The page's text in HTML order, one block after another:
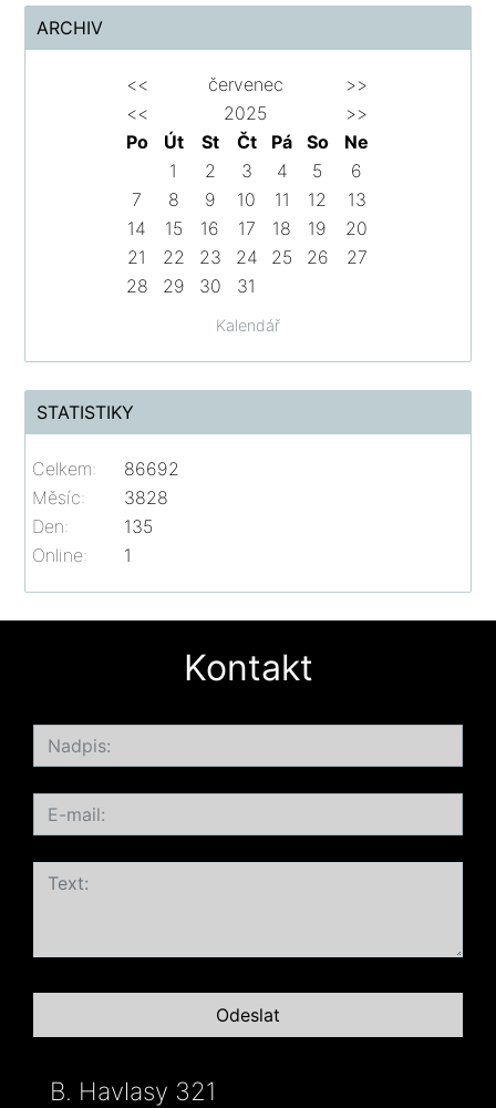
ARCHIV
Kalendář
<< červenec
>>
<<
2025
>>
Po
Út St Čt Pá So
Ne
1
2 3 4 5
6
7
8 9 10 11 12
13
14
15 16 17 18 19
20
21
22 23 24 25 26
27
28
29 30 31
STATISTIKY
Online: 1
Celkem:
86692
Měsíc:
3828
Den:
135
Kontakt
B. Havlasy 321